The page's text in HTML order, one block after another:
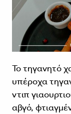
Το τηγανητό
υπέροχα
ντιπ
αβγό,